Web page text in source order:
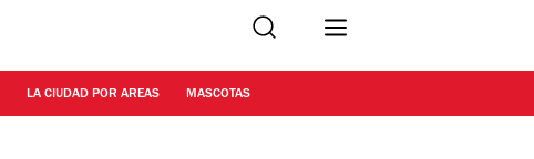
Buscar
LA CIUDAD POR AREAS MASCOTAS